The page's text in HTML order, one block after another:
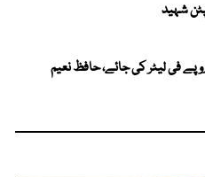
کی قیمت 228 روپے فی لیٹر کی جائے، حافظ نعیم